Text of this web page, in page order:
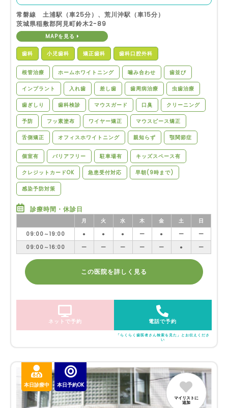
常磐線 土浦駅（車25分）、荒川沖駅（車15分）
茨城県稲敷郡阿見町鈴木2-89
MAPを見る
歯科 小児歯科 矯正歯科 歯科口腔外科
根管治療 ホームホワイトニング 噛み合わせ 歯並び
インプラント 入れ歯 差し歯 歯周病治療 虫歯治療
歯ぎしり 歯科検診 マウスガード 口臭 クリーニング
予防 フッ素塗布 ワイヤー矯正 マウスピース矯正
舌側矯正 オフィスホワイトニング 親知らず 顎関節症
個室有 バリアフリー 駐車場有 キッズスペース有
クレジットカードOK 急患受付対応 早朝(9時まで)
感染予防対策
診療時間・休診日
月 火 水 木 金 土
日
09:00～19:00
● ● ● ー ● ー
ー
09:00～16:00
ー ー ー ー ー ● ー
この医院を詳しく見る
ネットで予約 電話で予約
「らくらく歯医者さん検索を見た」とお伝えくださ
い
本日診療中 本日予約OK
マイリストに
追加